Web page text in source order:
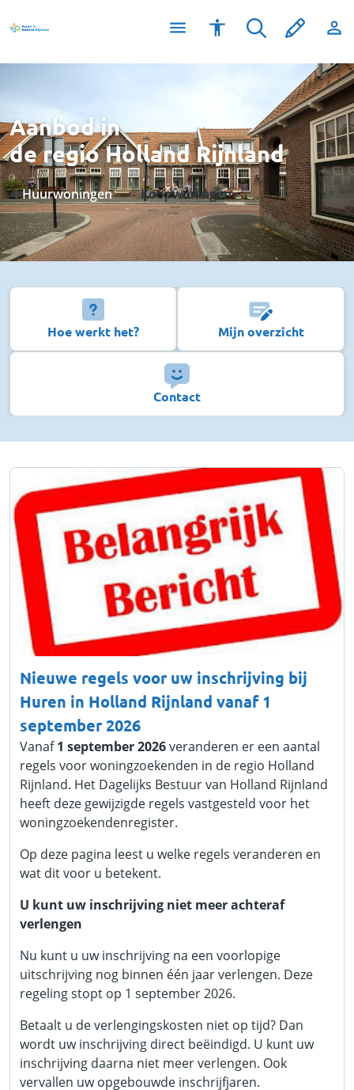
Aanbod in
de regio Holland Rijnland
Huurwoningen Koopwoningen
Hoe werkt het? Mijn overzicht
Contact
Nieuwe regels voor uw inschrijving bij
Huren in Holland Rijnland vanaf 1
september 2026
Vanaf1 september 2026veranderen er een aantal
regels voor woningzoekenden in de regio Holland
Rijnland. Het Dagelijks Bestuur van Holland Rijnland
heeft deze gewijzigde regels vastgesteld voor het
woningzoekendenregister.
Op deze pagina leest u welke regels veranderen en
wat dit voor u betekent.
U kunt uw inschrijving niet meer achteraf
verlengen
Nu kunt u uw inschrijving na een voorlopige
uitschrijving nog binnen één jaar verlengen. Deze
regeling stopt op 1 september 2026.
Betaalt u de verlengingskosten niet op tijd? Dan
wordt uw inschrijving direct beëindigd. U kunt uw
inschrijving daarna niet meer verlengen. Ook
vervallen uw opgebouwde inschrijfjaren.